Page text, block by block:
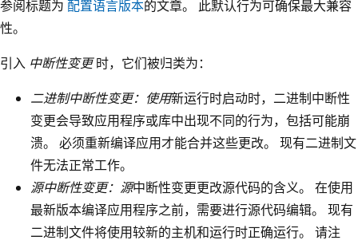
参阅标题为 配置语言版本的文章。 此默认行为可确保最大兼容
性。
引入 中断性变更时，它们被归类为：
二进制中断性变更：使用新运行时启动时，二进制中断性
变更会导致应用程序或库中出现不同的行为，包括可能崩
溃。 必须重新编译应用才能合并这些更改。 现有二进制文
件无法正常工作。
源中断性变更：源中断性变更更改源代码的含义。 在使用
最新版本编译应用程序之前，需要进行源代码编辑。 现有
二进制文件将使用较新的主机和运行时正确运行。 请注